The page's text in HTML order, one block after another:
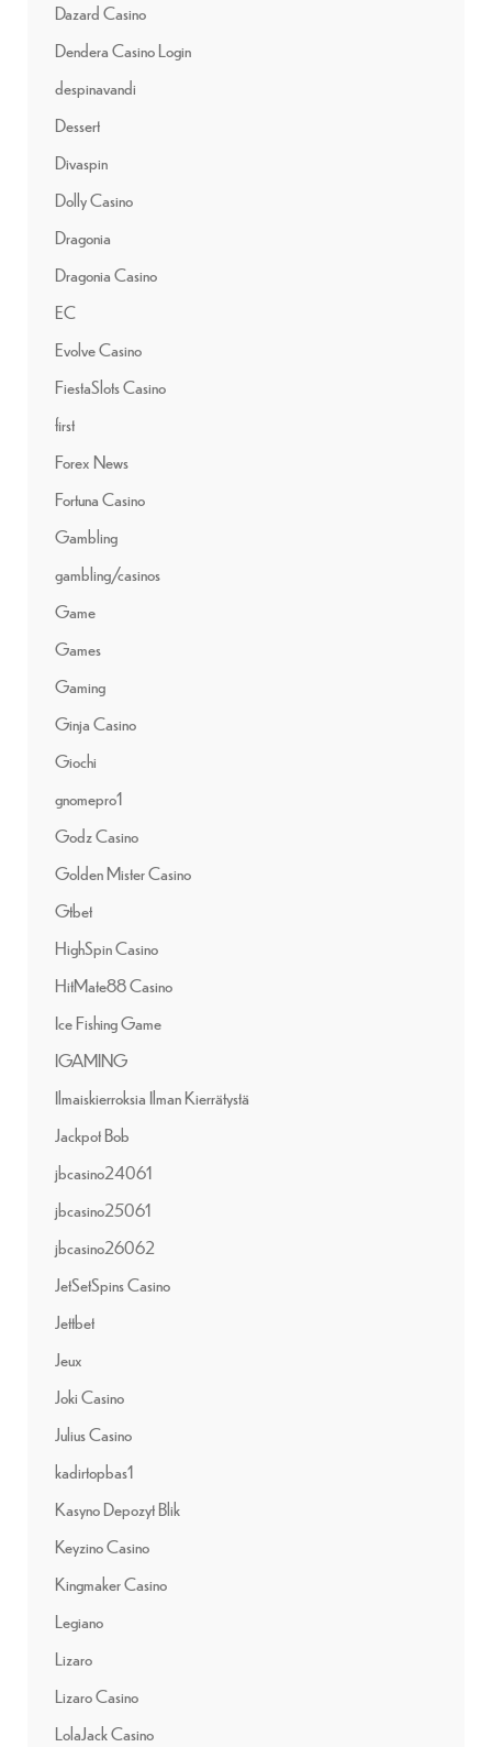
Dazard Casino
Dendera Casino Login
despinavandi
Dessert
Divaspin
Dolly Casino
Dragonia
Dragonia Casino
EC
Evolve Casino
FiestaSlots Casino
first
Forex News
Fortuna Casino
Gambling
gambling/casinos
Game
Games
Gaming
Ginja Casino
Giochi
gnomepro1
Godz Casino
Golden Mister Casino
Gtbet
HighSpin Casino
HitMate88 Casino
Ice Fishing Game
IGAMING
Ilmaiskierroksia Ilman Kierrätystä
Jackpot Bob
jbcasino24061
jbcasino25061
jbcasino26062
JetSetSpins Casino
Jettbet
Jeux
Joki Casino
Julius Casino
kadirtopbas1
Kasyno Depozyt Blik
Keyzino Casino
Kingmaker Casino
Legiano
Lizaro
Lizaro Casino
LolaJack Casino